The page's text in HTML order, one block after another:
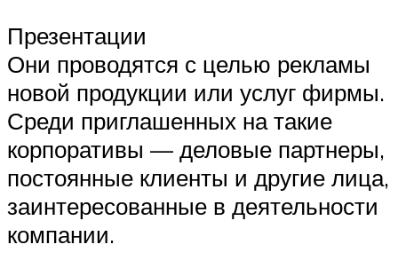
Презентации
Они проводятся с целью рекламы
новой продукции или услуг фирмы.
Среди приглашенных на такие
корпоративы — деловые партнеры,
постоянные клиенты и другие лица,
заинтересованные в деятельности
компании.